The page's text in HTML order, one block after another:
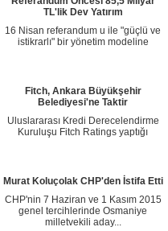
TL'lik Dev Yatırım
16 Nisan referandum u ile "güçlü ve
istikrarlı" bir yönetim modeline
Fitch, Ankara Büyükşehir
Belediyesi'ne Taktir
Uluslararası Kredi Derecelendirme
Kuruluşu Fitch Ratings yaptığı
Murat Koluçolak CHP'den İstifa Etti
CHP'nin 7 Haziran ve 1 Kasım 2015
genel tercihlerinde Osmaniye
milletvekili aday...